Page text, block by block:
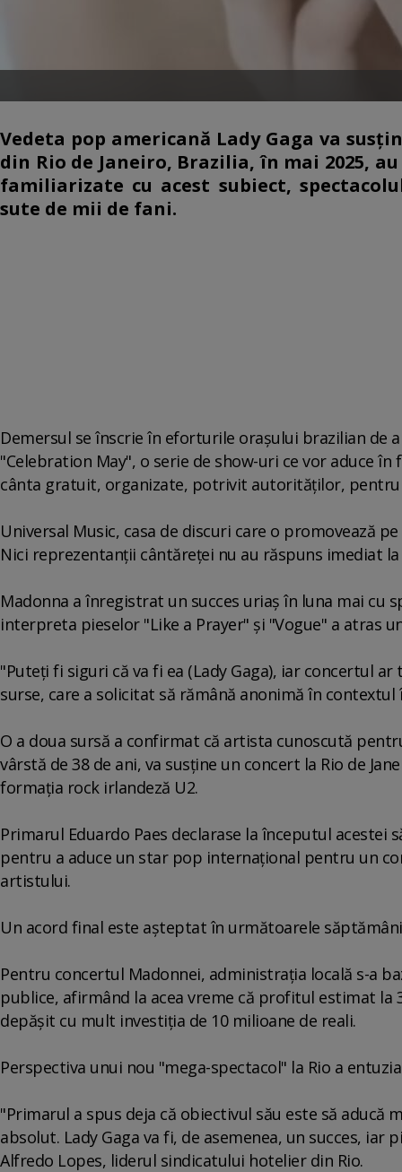
Vedeta pop americană Lady Gaga va
din Rio de Janeiro, Brazilia, în mai 2025,
familiarizate cu acest subiect,
sute de mii de fani.
Demersul se înscrie în eforturile oraşului brazilian de
"Celebration May", o serie de show-uri ce vor aduce
cânta gratuit, organizate, potrivit autorităţilor, pentru
Universal Music, casa de discuri care o promovează
Nici reprezentanţii cântăreţei nu au răspuns imediat
Madonna a înregistrat un succes uriaş în luna mai cu
interpreta pieselor "Like a Prayer" şi "Vogue" a atras
"Puteţi fi siguri că va fi ea (Lady Gaga), iar concertul
surse, care a solicitat să rămână anonimă în
O a doua sursă a confirmat că artista cunoscută
vârstă de 38 de ani, va susţine un concert la Rio de
formaţia rock irlandeză U2.
Primarul Eduardo Paes declarase la începutul
pentru a aduce un star pop internaţional pentru un
artistului.
Un acord final este aşteptat în următoarele
Pentru concertul Madonnei, administraţia locală s-a
publice, afirmând la acea vreme că profitul estimat la
depăşit cu mult investiţia de 10 milioane de reali.
Perspectiva unui nou "mega-spectacol" la Rio a
"Primarul a spus deja că obiectivul său este să aducă
absolut. Lady Gaga va fi, de asemenea, un succes,
Alfredo Lopes, liderul sindicatului hotelier din Rio.